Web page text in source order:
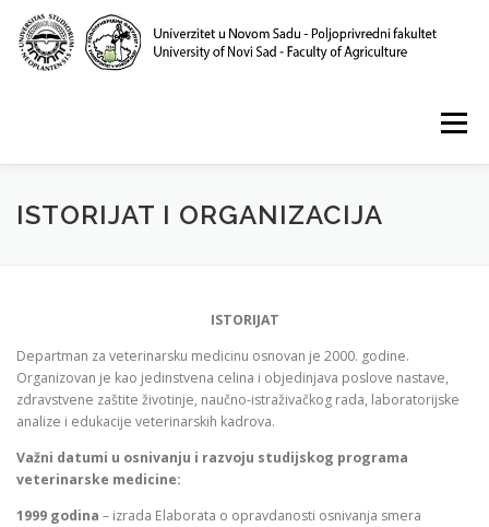
content
Menu
POČETNA O NAMA NASTAVA NAUKA
ISTORIJAT I ORGANIZACIJA
ISTORIJAT
Departman za veterinarsku medicinu osnovan je 2000. godine.
Organizovan je kao jedinstvena celina i objedinjava poslove nastave,
zdravstvene zaštite životinje, naučno-istraživačkog rada, laboratorijske
analize i edukacije veterinarskih kadrova.
Važni datumi u osnivanju i razvoju studijskog programa
veterinarske medicine:
1999 godina – izrada Elaborata o opravdanosti osnivanja smera